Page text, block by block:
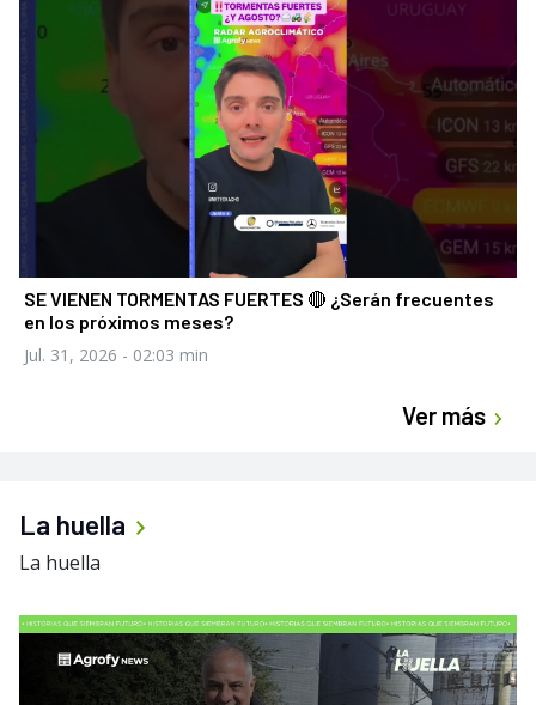
SE VIENEN TORMENTAS FUERTES 🔴 ¿Serán frecuentes
en los próximos meses?
Jul. 31, 2026 - 02:03 min
Ver más
La huella
La huella